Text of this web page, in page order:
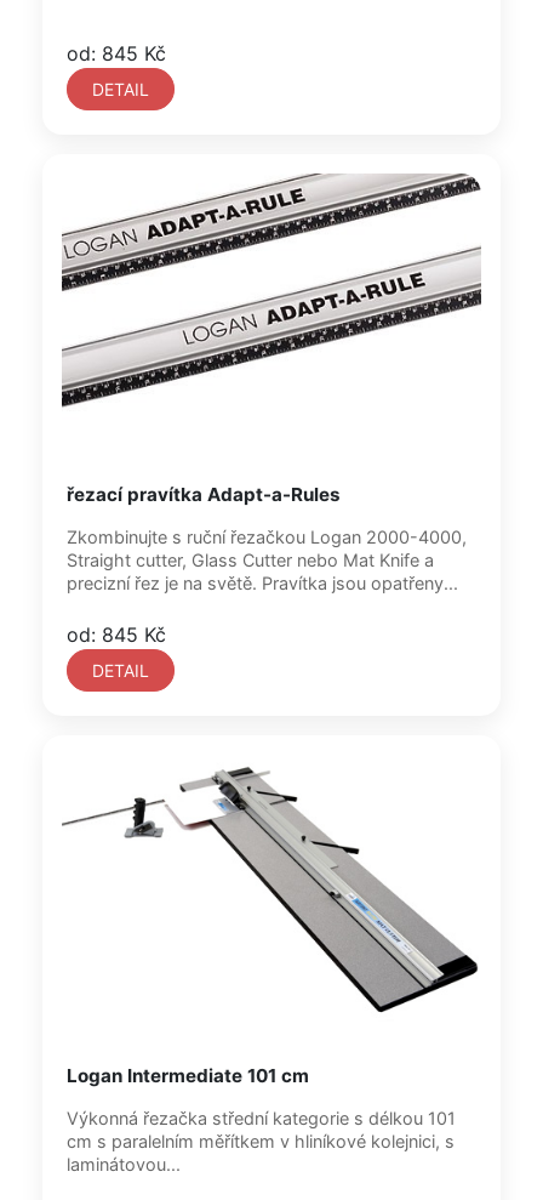
od: 845 Kč
DETAIL
řezací pravítka Adapt-a-Rules
Zkombinujte s ruční řezačkou Logan 2000-4000,
Straight cutter, Glass Cutter nebo Mat Knife a
precizní řez je na světě. Pravítka jsou opatřeny...
od: 845 Kč
DETAIL
Logan Intermediate 101 cm
Výkonná řezačka střední kategorie s délkou 101
cm s paralelním měřítkem v hliníkové kolejnici, s
laminátovou...